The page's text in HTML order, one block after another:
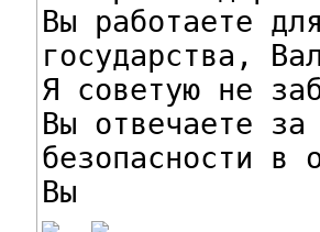
Вы работаете
государства,
Я советую не
Вы отвечаете за
безопасности в
Вы